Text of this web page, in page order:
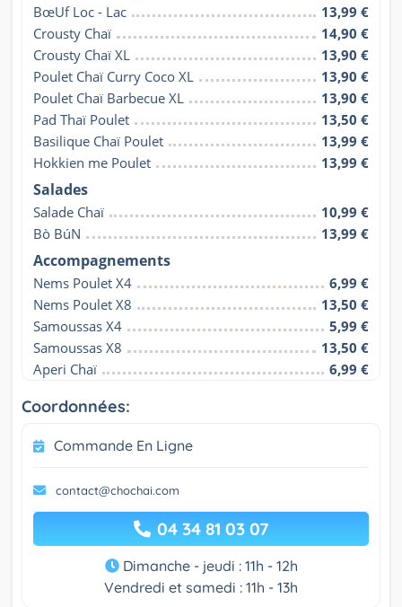
BœUf Loc - Lac
13,99 €
Crousty Chaï
14,90 €
Crousty Chaï XL
13,90 €
Poulet Chaï Curry Coco XL
13,90 €
Poulet Chaï Barbecue XL
13,90 €
Pad Thaï Poulet
13,50 €
Basilique Chaï Poulet
13,99 €
Hokkien me Poulet
13,99 €
Salades
Salade Chaï
10,99 €
Bò BúN
13,99 €
Accompagnements
Nems Poulet X4
6,99 €
Nems Poulet X8
13,50 €
Samoussas X4
5,99 €
Samoussas X8
13,50 €
Aperi Chaï
6,99 €
Coordonnées:
Commande En Ligne
contact@chochai.com
04 34 81 03 07
Dimanche - jeudi : 11h - 12h
Vendredi et samedi : 11h - 13h